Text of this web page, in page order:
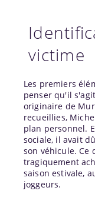
victime
Les premiers
penser qu'il
originaire de
recueillies,
plan personnel.
sociale, il avait
son véhicule. Ce
tragiquement
saison estivale,
joggeurs.